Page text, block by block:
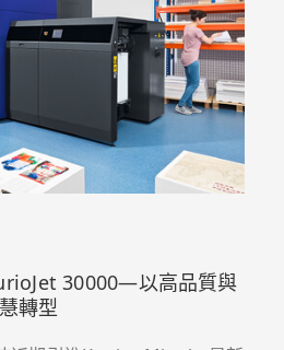
30000—以高品質與
轉型